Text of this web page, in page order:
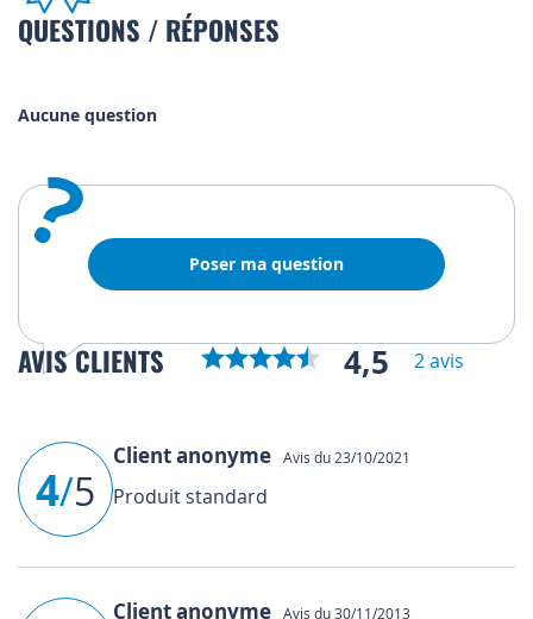
QUESTIONS / RÉPONSES
Aucune question
? Poser ma question
AVIS CLIENTS 4,5 2 avis
4/5
Client anonyme Avis du 23/10/2021
Produit standard
Client anonyme Avis du 30/11/2013